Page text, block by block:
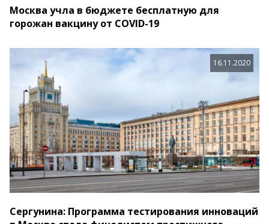
Москва учла в бюджете бесплатную для
горожан вакцину от COVID-19
16.11.2020
Сергунина: Программа тестирования инноваций